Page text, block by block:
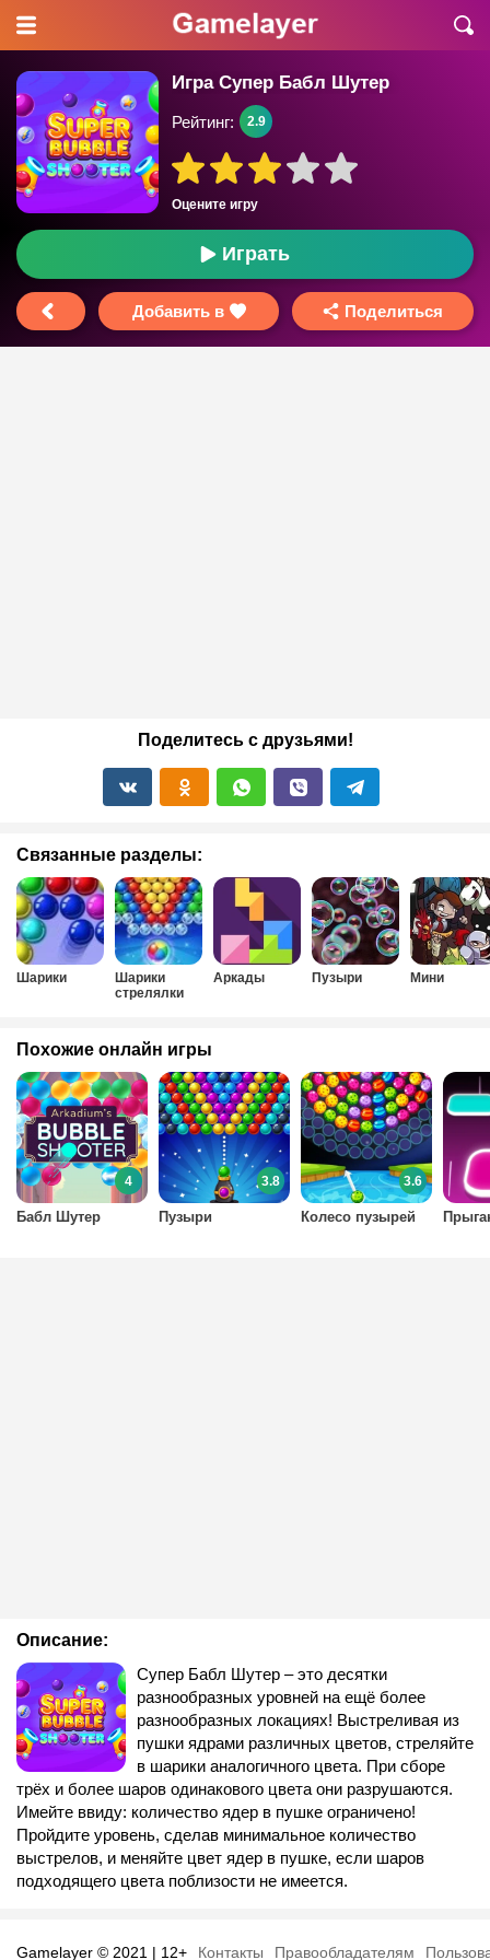
Игра Супер Бабл Шутер
Оцените игру
Рейтинг: 2.9
Играть
Добавить в Поделиться
Поделитесь с друзьями!
Связанные разделы:
Шарики
Шарики
стрелялки
Аркады Пузыри Мини
Описание:
Супер Бабл Шутер – это десятки
разнообразных уровней на ещё более
разнообразных локациях! Выстреливая из
пушки ядрами различных цветов, стреляйте
в шарики аналогичного цвета. При сборе
трёх и более шаров одинакового цвета они разрушаются.
Имейте ввиду: количество ядер в пушке ограничено!
Пройдите уровень, сделав минимальное количество
выстрелов, и меняйте цвет ядер в пушке, если шаров
подходящего цвета поблизости не имеется.
Похожие онлайн игры
Бабл Шутер
4
Пузыри
3.8
Колесо пузырей
3.6
Gamelayer © 2021 | 12+ Контакты Правообладателям